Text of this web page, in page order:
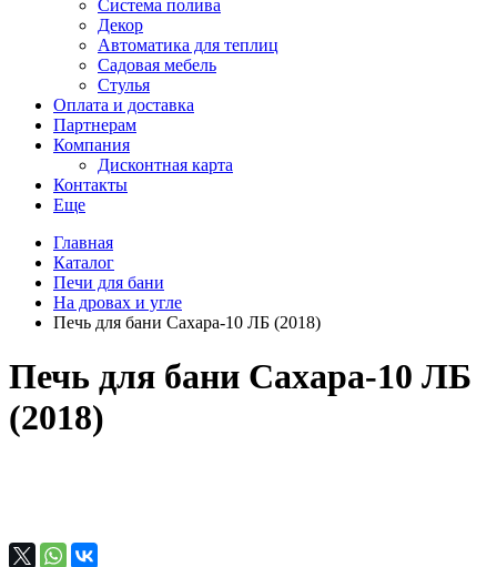
Система полива
Декор
Автоматика для теплиц
Садовая мебель
Стулья
Оплата и доставка
Партнерам
Компания
Дисконтная карта
Контакты
Еще
Главная
Каталог
Печи для бани
На дровах и угле
Печь для бани Сахара-10 ЛБ (2018)
Печь для бани Сахара-10 ЛБ
(2018)